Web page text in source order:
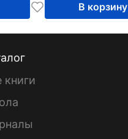
В корзину
книги